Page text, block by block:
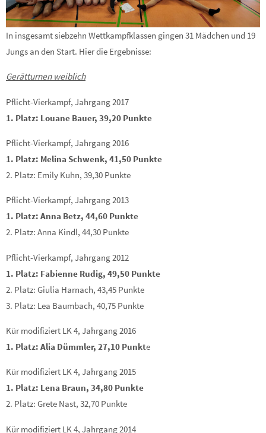
In insgesamt siebzehn Wettkampfklassen gingen 31 Mädchen und 19
Jungs an den Start. Hier die Ergebnisse:
Gerätturnen weiblich
Pflicht-Vierkampf, Jahrgang 2017
1. Platz: Louane Bauer, 39,20 Punkte
Pflicht-Vierkampf, Jahrgang 2016
1. Platz: Melina Schwenk, 41,50 Punkte
2. Platz: Emily Kuhn, 39,30 Punkte
Pflicht-Vierkampf, Jahrgang 2013
1. Platz: Anna Betz, 44,60 Punkte
2. Platz: Anna Kindl, 44,30 Punkte
Pflicht-Vierkampf, Jahrgang 2012
1. Platz: Fabienne Rudig, 49,50 Punkte
2. Platz: Giulia Harnach, 43,45 Punkte
3. Platz: Lea Baumbach, 40,75 Punkte
Kür modifiziert LK 4, Jahrgang 2016
1. Platz: Alia Dümmler, 27,10 Punkte
Kür modifiziert LK 4, Jahrgang 2015
1. Platz: Lena Braun, 34,80 Punkte
2. Platz: Grete Nast, 32,70 Punkte
Kür modifiziert LK 4, Jahrgang 2014